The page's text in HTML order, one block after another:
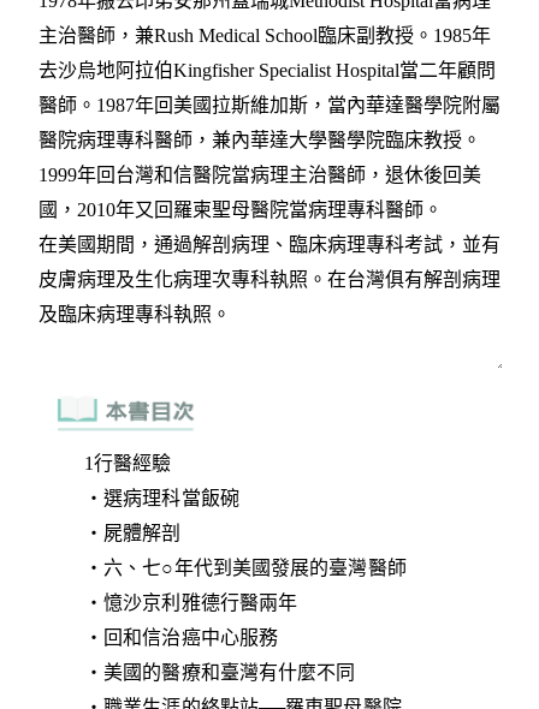
1行醫經驗
‧選病理科當飯碗
‧屍體解剖
‧六、七○年代到美國發展的臺灣醫師
‧憶沙京利雅德行醫兩年
‧回和信治癌中心服務
‧美國的醫療和臺灣有什麼不同